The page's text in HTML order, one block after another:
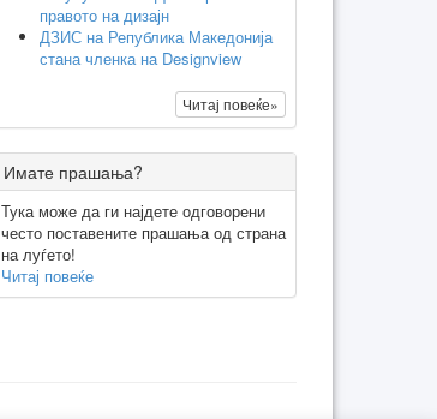
правото на дизајн
ДЗИС на Република Македонија
стана членка на Designview
Читај повеќе»
Имате прашања?
Тука може да ги најдете одговорени
често поставените прашања од страна
на луѓето!
Читај повеќе